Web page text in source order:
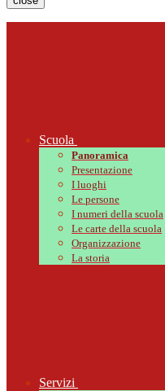
Scuola
Panoramica
Presentazione
I luoghi
Le persone
I numeri della scuola
Le carte della scuola
Organizzazione
La storia
Servizi